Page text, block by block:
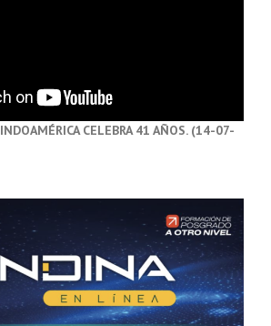
INDOAMÉRICA CELEBRA 41 AÑOS. (14-07-